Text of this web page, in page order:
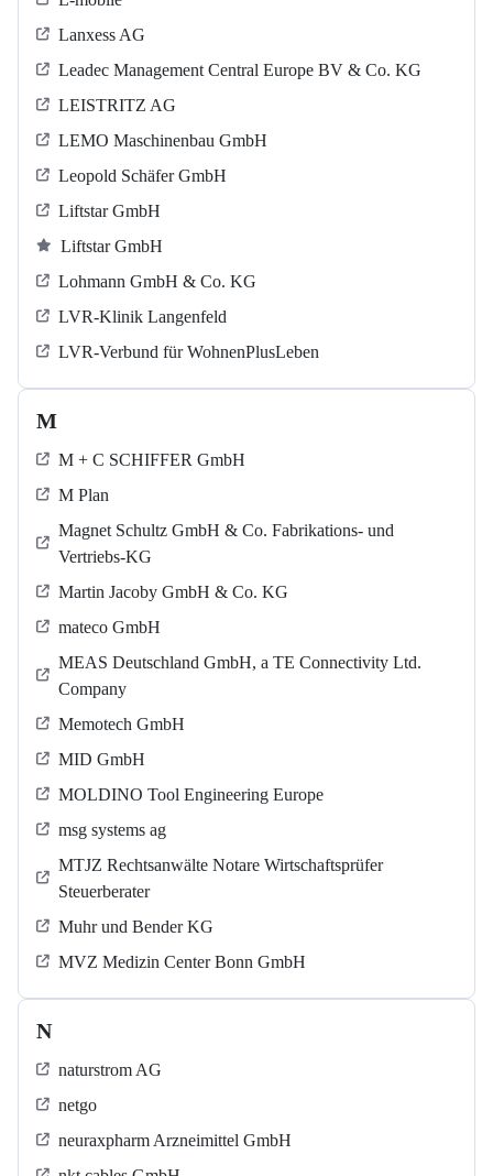
Lanxess AG
Leadec Management Central Europe BV & Co. KG
LEISTRITZ AG
LEMO Maschinenbau GmbH
Leopold Schäfer GmbH
Liftstar GmbH
Liftstar GmbH
Lohmann GmbH & Co. KG
LVR-Klinik Langenfeld
LVR-Verbund für WohnenPlusLeben
M
M + C SCHIFFER GmbH
M Plan
Magnet Schultz GmbH & Co. Fabrikations- und
Vertriebs-KG
Martin Jacoby GmbH & Co. KG
mateco GmbH
MEAS Deutschland GmbH, a TE Connectivity Ltd.
Company
Memotech GmbH
MID GmbH
MOLDINO Tool Engineering Europe
msg systems ag
MTJZ Rechtsanwälte Notare Wirtschaftsprüfer
Steuerberater
Muhr und Bender KG
MVZ Medizin Center Bonn GmbH
N
naturstrom AG
netgo
neuraxpharm Arzneimittel GmbH